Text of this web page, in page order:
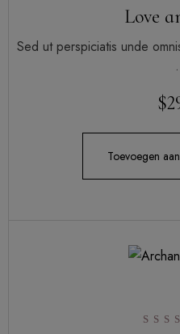
Love
Sed ut perspiciatis unde
$
Toevoegen